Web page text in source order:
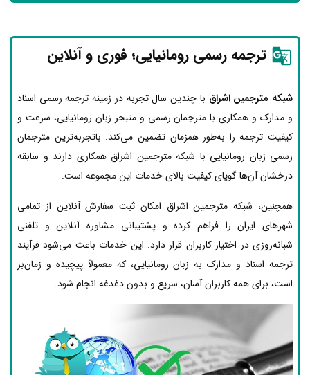
ترجمه رسمی رومانیایی؛ فوری و آنلاین
شبکه مترجمین اشراق با چندین سال تجربه در زمینه ترجمه رسمی اسناد
و مدارک و همکاری با مترجمان رسمی و متبحر زبان رومانیایی، سرعت و
کیفیت ترجمه را به‌طور همزمان تضمین می‌کند. باتجربه‌ترین مترجمان
رسمی زبان رومانیایی با شبکه مترجمین اشراق همکاری دارند و سابقه
درخشان آن‌ها گویای کیفیت بالای خدمات این مجموعه است.
همچنین، شبکه مترجمین اشراق امکان ثبت سفارش آنلاین از تمامی
شهرهای ایران را فراهم کرده و پشتیبانی مشاوره آنلاین و تلفنی
شبانه‌روزی در اختیار کاربران قرار دارد. این خدمات باعث می‌شود فرآیند
ترجمه اسناد و مدارک به زبان رومانیایی، که معمولاً پیچیده و زمان‌بر
است، برای همه کاربران آسان، سریع و بدون دغدغه انجام شود.